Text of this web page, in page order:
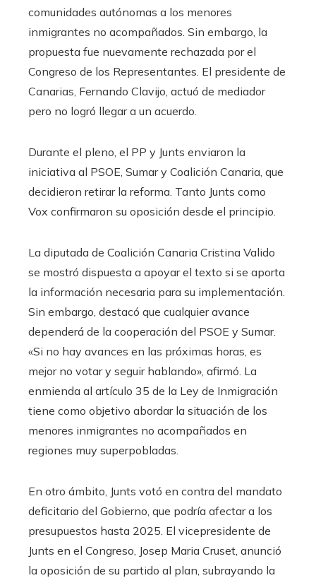
comunidades autónomas a los menores
inmigrantes no acompañados. Sin embargo, la
propuesta fue nuevamente rechazada por el
Congreso de los Representantes. El presidente de
Canarias, Fernando Clavijo, actuó de mediador
pero no logró llegar a un acuerdo.
Durante el pleno, el PP y Junts enviaron la
iniciativa al PSOE, Sumar y Coalición Canaria, que
decidieron retirar la reforma. Tanto Junts como
Vox confirmaron su oposición desde el principio.
La diputada de Coalición Canaria Cristina Valido
se mostró dispuesta a apoyar el texto si se aporta
la información necesaria para su implementación.
Sin embargo, destacó que cualquier avance
dependerá de la cooperación del PSOE y Sumar.
«Si no hay avances en las próximas horas, es
mejor no votar y seguir hablando», afirmó. La
enmienda al artículo 35 de la Ley de Inmigración
tiene como objetivo abordar la situación de los
menores inmigrantes no acompañados en
regiones muy superpobladas.
En otro ámbito, Junts votó en contra del mandato
deficitario del Gobierno, que podría afectar a los
presupuestos hasta 2025. El vicepresidente de
Junts en el Congreso, Josep Maria Cruset, anunció
la oposición de su partido al plan, subrayando la